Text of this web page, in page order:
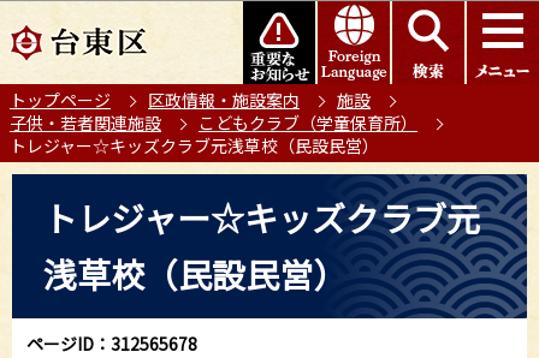
の
ー
ジ
の
このページの本文へ移動
トップページ 区政情報・施設案内
施設
子供・若者関連施設
こどもクラブ（学童保育所）
トレジャー☆キッズクラブ元浅草校（民設民営）
ら
トレジャー☆キッズクラブ元
浅草校（民設民営）
ページID：312565678